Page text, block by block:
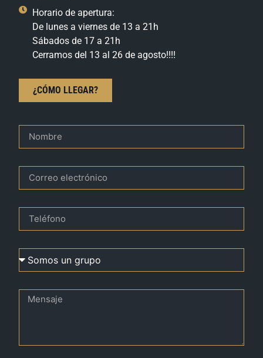
Horario de apertura:
De lunes a viernes de 13 a 21h
Sábados de 17 a 21h
Cerramos del 13 al 26 de agosto!!!!
¿CÓMO LLEGAR?